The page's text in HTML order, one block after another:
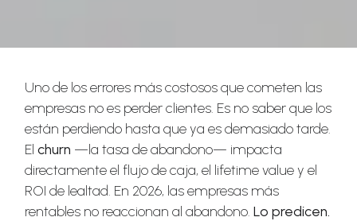
Uno de los errores más costosos que cometen las
empresas no es perder clientes. Es no saber que los
están perdiendo hasta que ya es demasiado tarde.
El churn —la tasa de abandono— impacta
directamente el flujo de caja, el lifetime value y el
ROI de lealtad. En 2026, las empresas más
rentables no reaccionan al abandono. Lo predicen.